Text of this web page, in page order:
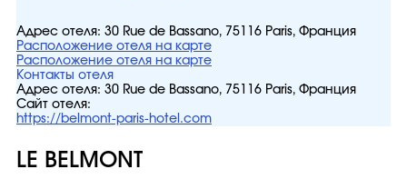
Адрес отеля: 30 Rue de Bassano, 75116 Paris, Франция
Расположение отеля на карте
Расположение отеля на карте
Контакты отеля
Адрес отеля: 30 Rue de Bassano, 75116 Paris, Франция
Сайт отеля:
https://belmont-paris-hotel.com
LE BELMONT